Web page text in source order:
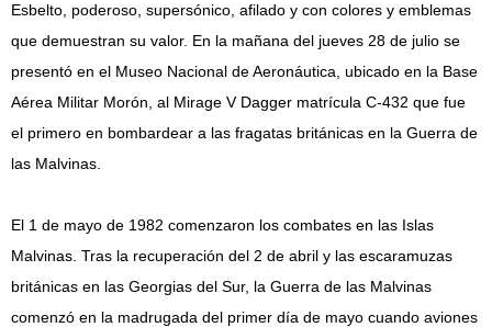
Esbelto, poderoso, supersónico, afilado y con colores y emblemas
que demuestran su valor. En la mañana del jueves 28 de julio se
presentó en el Museo Nacional de Aeronáutica, ubicado en la Base
Aérea Militar Morón, al Mirage V Dagger matrícula C-432 que fue
el primero en bombardear a las fragatas británicas en la Guerra de
las Malvinas.
El 1 de mayo de 1982 comenzaron los combates en las Islas
Malvinas. Tras la recuperación del 2 de abril y las escaramuzas
británicas en las Georgias del Sur, la Guerra de las Malvinas
comenzó en la madrugada del primer día de mayo cuando aviones